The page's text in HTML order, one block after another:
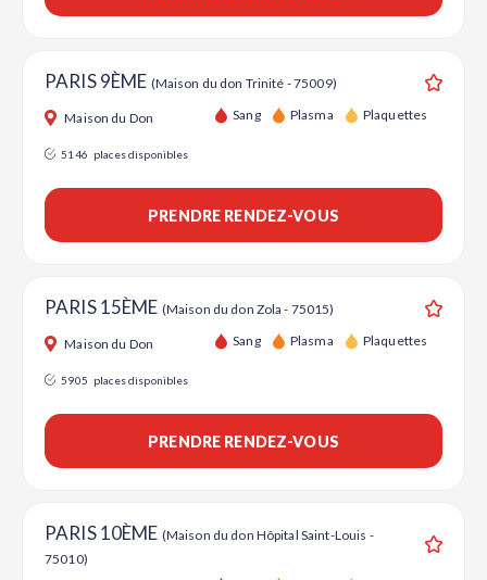
PARIS 9ÈME (Maison du don Trinité - 75009)
Maison du Don Sang Plasma Plaquettes
5146 places disponibles
PRENDRE RENDEZ-VOUS
PARIS 15ÈME (Maison du don Zola - 75015)
Maison du Don Sang Plasma Plaquettes
5905 places disponibles
PRENDRE RENDEZ-VOUS
PARIS 10ÈME (Maison du don Hôpital Saint-Louis -
75010)